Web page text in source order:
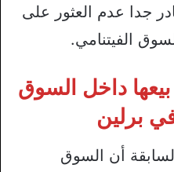
جدا عدم العثور على
الفيتنامي.
بيعها داخل السوق
برلين
أن السوق